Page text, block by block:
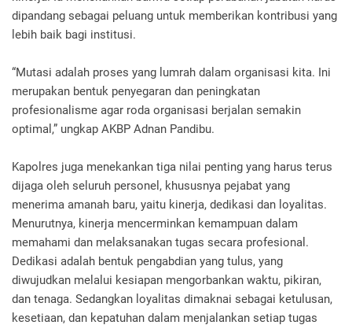
dipandang sebagai peluang untuk memberikan kontribusi yang
lebih baik bagi institusi.
“Mutasi adalah proses yang lumrah dalam organisasi kita. Ini
merupakan bentuk penyegaran dan peningkatan
profesionalisme agar roda organisasi berjalan semakin
optimal,” ungkap AKBP Adnan Pandibu.
Kapolres juga menekankan tiga nilai penting yang harus terus
dijaga oleh seluruh personel, khususnya pejabat yang
menerima amanah baru, yaitu kinerja, dedikasi dan loyalitas.
Menurutnya, kinerja mencerminkan kemampuan dalam
memahami dan melaksanakan tugas secara profesional.
Dedikasi adalah bentuk pengabdian yang tulus, yang
diwujudkan melalui kesiapan mengorbankan waktu, pikiran,
dan tenaga. Sedangkan loyalitas dimaknai sebagai ketulusan,
kesetiaan, dan kepatuhan dalam menjalankan setiap tugas